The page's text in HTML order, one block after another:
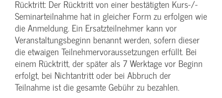
Rücktritt: Der Rücktritt von einer bestätigten Kurs-/­
Seminarteilnahme hat in gleicher Form zu erfolgen wie
die Anmeldung. Ein Ersatzteilnehmer kann vor
Veranstaltungs­beginn benannt werden, sofern dieser
die etwaigen Teilnehmer­voraussetzungen erfüllt. Bei
einem Rücktritt, der später als 7 Werktage vor Beginn
erfolgt, bei Nichtantritt oder bei Abbruch der
Teilnahme ist die gesamte Gebühr zu bezahlen.